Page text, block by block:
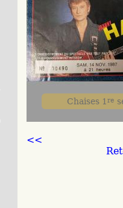
Chaises 1 re
<<